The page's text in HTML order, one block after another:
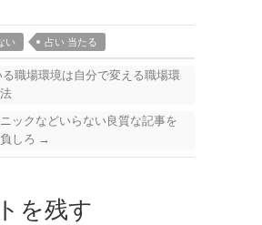
い 占い 当たる
職場環境は自分で変える職場環
ックなどいらない良質な記事を
しろ →
を残す